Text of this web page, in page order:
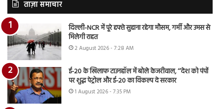
ताज़ा समाचार
दिल्ली-NCR में पूरे हफ्ते सुहाना रहेगा मौसम, गर्मी और उमस से
मिलेगी राहत
2 August 2026 - 7:28 AM
ई-20 के खिलाफ टाउनहॉल में बोले केजरीवाल, ‘‘देश को पंपों
पर शुद्ध पेट्रोल और ई-20 का विकल्प दे सरकार
1 August 2026 - 7:35 PM